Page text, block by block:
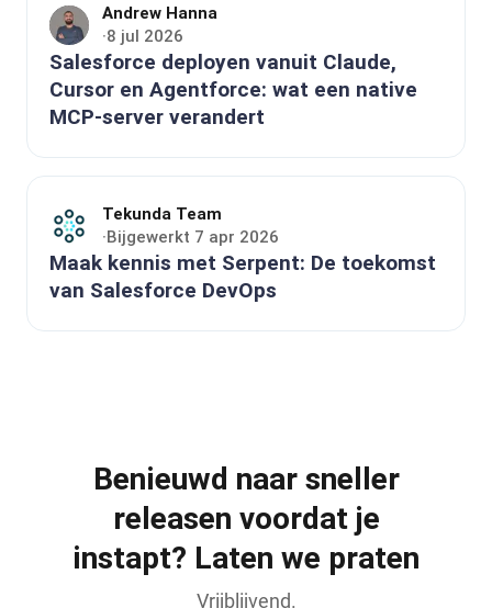
Andrew Hanna
·8 jul 2026
Salesforce deployen vanuit Claude,
Cursor en Agentforce: wat een native
MCP-server verandert
Tekunda Team
·Bijgewerkt 7 apr 2026
Maak kennis met Serpent: De toekomst
van Salesforce DevOps
Benieuwd naar sneller
releasen voordat je
instapt? Laten we praten
Vrijblijvend.